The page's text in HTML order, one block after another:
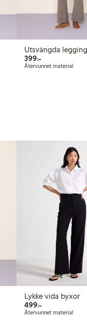
Utsvängda
399:-399,00 kr
Återvunnet material
Lykke vida byxor
499:-499,00 kr
Återvunnet material